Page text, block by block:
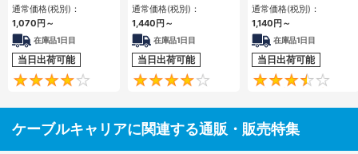
通常価格(税別)：
1,070 円 ～
在庫品1日目
当日出荷可能
4.1
通常価格(税別)：
1,440 円 ～
在庫品1日目
当日出荷可能
4.2
通常価格(税別)：
1,140 円 ～
在庫品1日目
当日出荷可能
ケーブルキャリアに関連する通販・販売特集